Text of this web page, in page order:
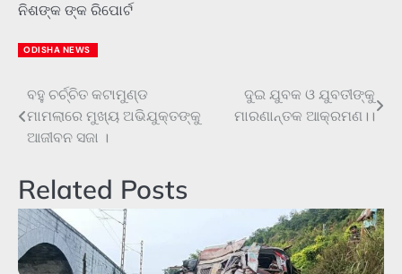
ନିଶଙ୍କ ଙ୍କ ରିପୋର୍ଟ
ODISHA NEWS
Post
navigation
ବହୁ ଚର୍ଚ୍ଚିତ କଟାମୁଣ୍ଡ
ମାମଲାରେ ମୁଖ୍ୟ ଅଭିଯୁକ୍ତଙ୍କୁ
ଆଜୀବନ ସଜା ।
ଦୁଇ ଯୁବକ ଓ ଯୁବତୀଙ୍କୁ
ମାରଣାନ୍ତକ ଆକ୍ରମଣ।।
Related Posts